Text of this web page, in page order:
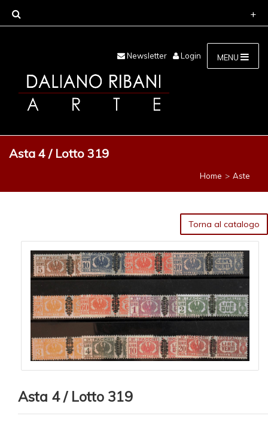
MENU
Newsletter Login
Asta 4 / Lotto 319
Home Aste
Torna al catalogo
Asta 4 / Lotto 319